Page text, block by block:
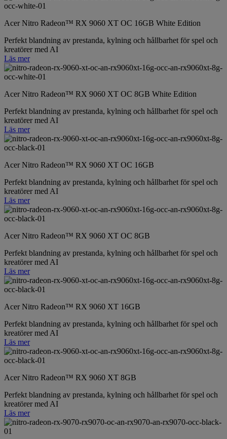
Acer Nitro Radeon™ RX 9060 XT OC 16GB White Edition
Perfekt blandning av prestanda, kylning och hållbarhet för spel och
kreatörer med AI
Läs mer
Acer Nitro Radeon™ RX 9060 XT OC 8GB White Edition
Perfekt blandning av prestanda, kylning och hållbarhet för spel och
kreatörer med AI
Läs mer
Acer Nitro Radeon™ RX 9060 XT OC 16GB
Perfekt blandning av prestanda, kylning och hållbarhet för spel och
kreatörer med AI
Läs mer
Acer Nitro Radeon™ RX 9060 XT OC 8GB
Perfekt blandning av prestanda, kylning och hållbarhet för spel och
kreatörer med AI
Läs mer
Acer Nitro Radeon™ RX 9060 XT 16GB
Perfekt blandning av prestanda, kylning och hållbarhet för spel och
kreatörer med AI
Läs mer
Acer Nitro Radeon™ RX 9060 XT 8GB
Perfekt blandning av prestanda, kylning och hållbarhet för spel och
kreatörer med AI
Läs mer